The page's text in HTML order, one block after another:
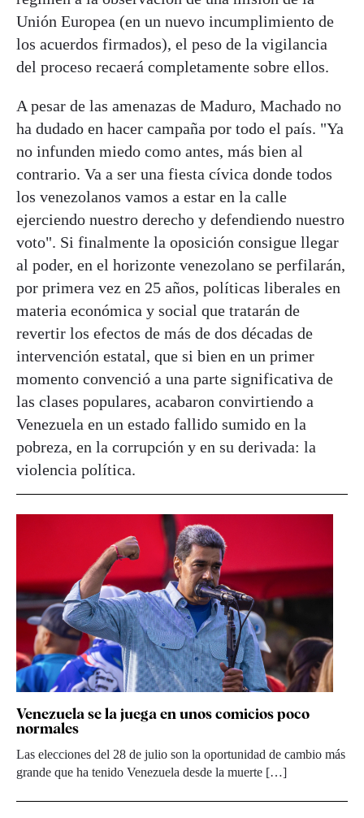
Unión Europea (en un nuevo incumplimiento de
los acuerdos firmados), el peso de la vigilancia
del proceso recaerá completamente sobre ellos.
A pesar de las amenazas de Maduro, Machado no
ha dudado en hacer campaña por todo el país. "Ya
no infunden miedo como antes, más bien al
contrario. Va a ser una fiesta cívica donde todos
los venezolanos vamos a estar en la calle
ejerciendo nuestro derecho y defendiendo nuestro
voto". Si finalmente la oposición consigue llegar
al poder, en el horizonte venezolano se perfilarán,
por primera vez en 25 años, políticas liberales en
materia económica y social que tratarán de
revertir los efectos de más de dos décadas de
intervención estatal, que si bien en un primer
momento convenció a una parte significativa de
las clases populares, acabaron convirtiendo a
Venezuela en un estado fallido sumido en la
pobreza, en la corrupción y en su derivada: la
violencia política.
Venezuela se la juega en unos comicios poco
normales
Las elecciones del 28 de julio son la oportunidad de cambio más
grande que ha tenido Venezuela desde la muerte […]